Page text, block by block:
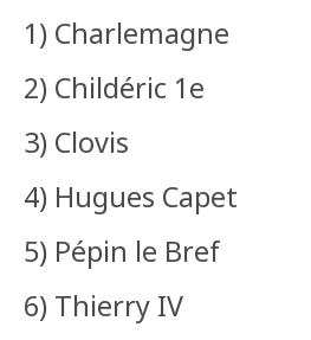
1) Charlemagne
2) Childéric 1e
3) Clovis
4) Hugues Capet
5) Pépin le Bref
6) Thierry IV